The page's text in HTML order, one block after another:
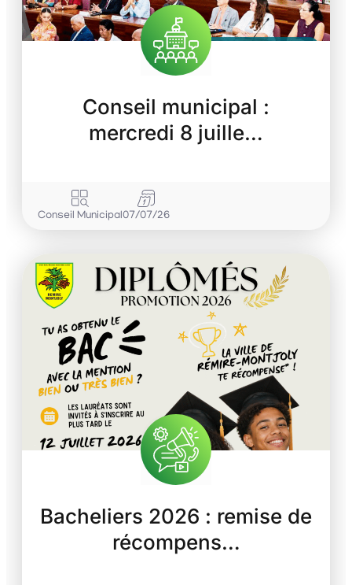
Conseil municipal :
mercredi 8 juille…
Conseil Municipal07/07/26
Bacheliers 2026 : remise de
récompens…